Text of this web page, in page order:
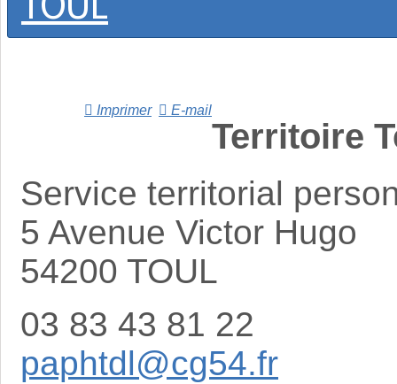
Imprimer E-mail
Territoire
Service territorial
5 Avenue Victor Hugo
54200 TOUL
03 83 43 81 22
paphtdl@cg54.fr